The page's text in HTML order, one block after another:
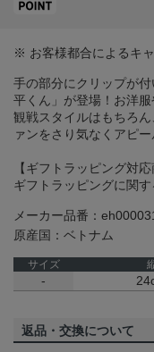
※ お客様都合によるキ
手の部分にクリップが
平くん」が登場！お洋服
観戦スタイルはもちろ
ァンをさり気なくアピ
【ギフトラッピング対応
ギフトラッピングに関
メーカー品番：
原産国：ベトナム
サイズ
-
返品・交換について